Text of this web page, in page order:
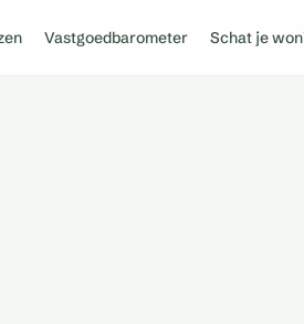
Vastgoedbarometer Schat je